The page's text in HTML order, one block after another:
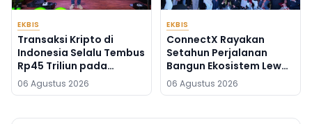
EKBIS
Transaksi Kripto di
Indonesia Selalu Tembus
Rp45 Triliun pada
Agustus, Apa
Penyebabnya?
06 Agustus 2026
EKBIS
ConnectX Rayakan
Setahun Perjalanan
Bangun Ekosistem Lewat
Founder dan Builder
Summit 2026
06 Agustus 2026